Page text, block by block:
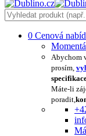
0 Cenová
Abychom
prosím,
Máte-li
poradit,